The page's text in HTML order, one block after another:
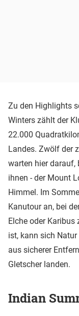
Zu den Highlights
Winters zählt der
22.000
Landes. Zwölf der
warten hier darauf,
ihnen - der Mount
Himmel. Im
Kanutour an, bei
Elche oder Karibus
ist, kann sich
aus sicherer
Gletscher landen.
Indian